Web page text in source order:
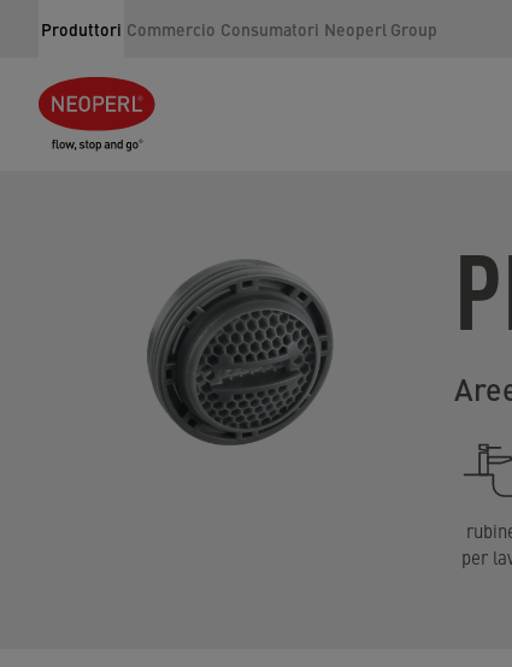
Produttori Commercio Consumatori Neoperl Group
per